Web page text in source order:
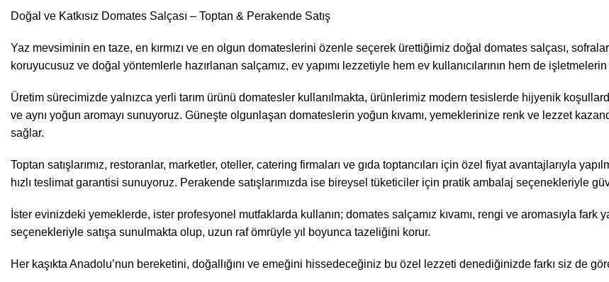
Doğal ve Katkısız Domates Salçası – Toptan & Perakende Satış
Yaz mevsiminin en taze, en kırmızı ve en olgun domateslerini özenle seçerek ürettiğimiz doğal domates salçası,
koruyucusuz ve doğal yöntemlerle hazırlanan salçamız, ev yapımı lezzetiyle hem ev kullanıcılarının hem de
Üretim sürecimizde yalnızca yerli tarım ürünü domatesler kullanılmakta, ürünlerimiz modern tesislerde hijyenik
ve aynı yoğun aromayı sunuyoruz. Güneşte olgunlaşan domateslerin yoğun kıvamı, yemeklerinize renk ve lezzet
sağlar.
Toptan satışlarımız, restoranlar, marketler, oteller, catering firmaları ve gıda toptancıları için özel fiyat avantajlarıyla
hızlı teslimat garantisi sunuyoruz. Perakende satışlarımızda ise bireysel tüketiciler için pratik ambalaj seçenekleriyle
İster evinizdeki yemeklerde, ister profesyonel mutfaklarda kullanın; domates salçamız kıvamı, rengi ve aromasıyla
seçenekleriyle satışa sunulmakta olup, uzun raf ömrüyle yıl boyunca tazeliğini korur.
Her kaşıkta Anadolu’nun bereketini, doğallığını ve emeğini hissedeceğiniz bu özel lezzeti denediğinizde farkı siz de